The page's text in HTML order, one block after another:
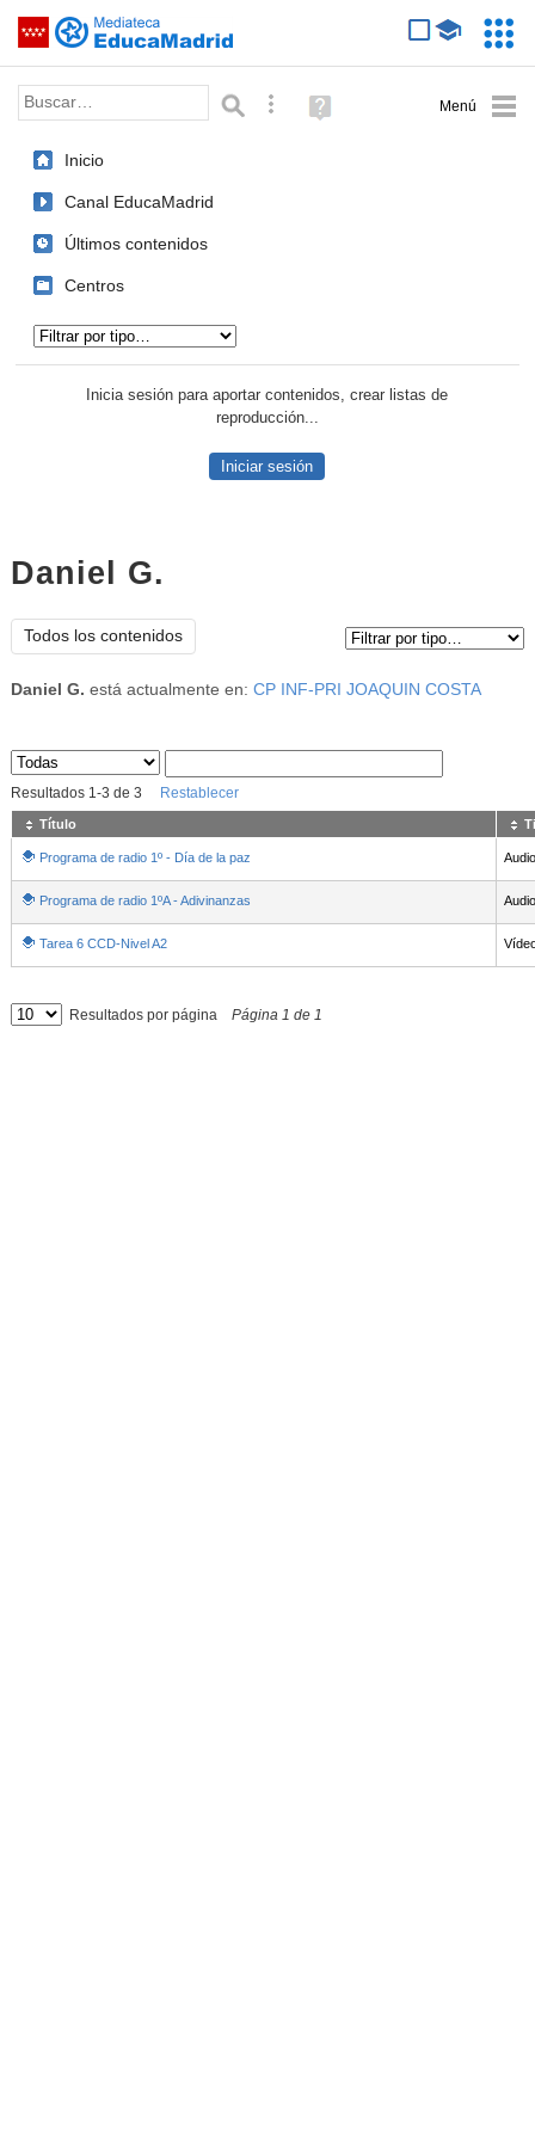
Saltar navegación
Palabra o frase: Búsqueda avanzada
Ayuda
(en
Inicio
Canal EducaMadrid
Últimos contenidos
Centros
Inicia sesión para aportar contenidos, crear listas de
reproducción...
Iniciar sesión
Daniel G.
Todos los contenidos
Daniel G. está actualmente en: CP INF-PRI JOAQUIN COSTA
Sus archivos
Resultados 1-3 de 3 Restablecer
Título
Programa de radio 1º - Día de la paz Audio
Programa de radio 1ºA - Adivinanzas Audio
Tarea 6 CCD-Nivel A2
Resultados por página Página 1 de 1